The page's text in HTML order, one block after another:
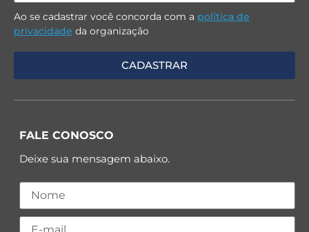
Ao se cadastrar você concorda com a política de
privacidade da organização
FALE CONOSCO
Deixe sua mensagem abaixo.